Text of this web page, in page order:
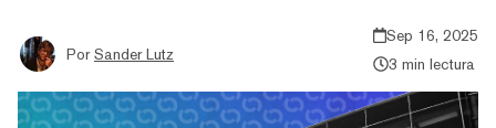
Por Sander Lutz
Sep 16, 2025
3 min lectura